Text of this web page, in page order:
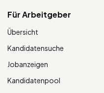
Für Arbeitgeber
Übersicht
Kandidatensuche
Jobanzeigen
Kandidatenpool